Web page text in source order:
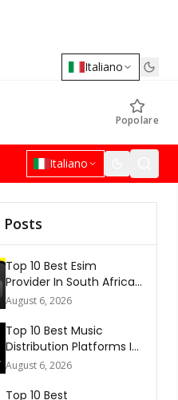
Italiano
Popolare
Italiano
Top 10 Best Esim
Provider In South Africa
2026
August 6, 2026
Top 10 Best Music
Distribution Platforms In
The World 2026
August 6, 2026
Top 10 Best